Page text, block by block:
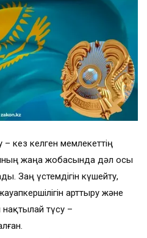
– кез келген мемлекеттің
жаңа жобасында дәл осы
Заң үстемдігін күшейту,
арттыру және
түсу –